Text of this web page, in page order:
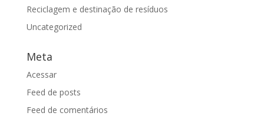
Reciclagem e destinação de resíduos
Uncategorized
Meta
Acessar
Feed de posts
Feed de comentários